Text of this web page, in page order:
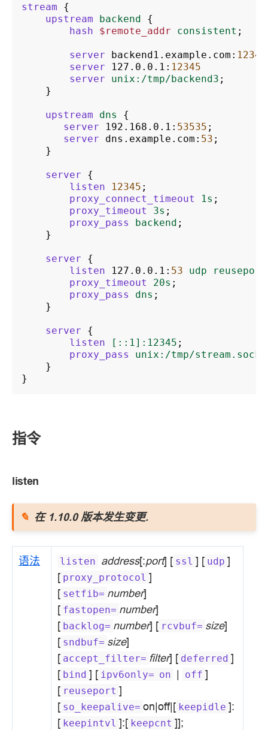
stream
{
upstream
backend
{
hash
$remote_addr consistent ;
server backend1.example.com : 12345
server
127.0.0.1 : 12345
server
unix:/tmp/backend3 ;
}
upstream dns
{
server
192.168.0.1 : 53535 ;
server
dns.example.com : 53 ;
}
server
{
listen
12345 ;
proxy_connect_timeout
1s ;
proxy_timeout
3s ;
proxy_pass
backend ;
}
server
{
listen
127.0.0.1 : 53 udp reuseport
proxy_timeout
20s ;
proxy_pass
dns ;
}
server
{
listen
[::1]:12345 ;
proxy_pass
unix:/tmp/
}
}
指令
listen
在 1.10.0 版本发生变更.
语法 listen address[:port] [ ssl ] [ udp ]
[ proxy_protocol ]
[ setfib= number]
[ fastopen= number]
[ backlog= number] [ rcvbuf= size]
[ sndbuf= size]
[ accept_filter= filter] [ deferred ]
[ bind ] [ ipv6only= on | off ]
[ reuseport ]
[ so_keepalive= on|off|[ keepidle ]:
[ keepintvl ]:[ keepcnt ]];